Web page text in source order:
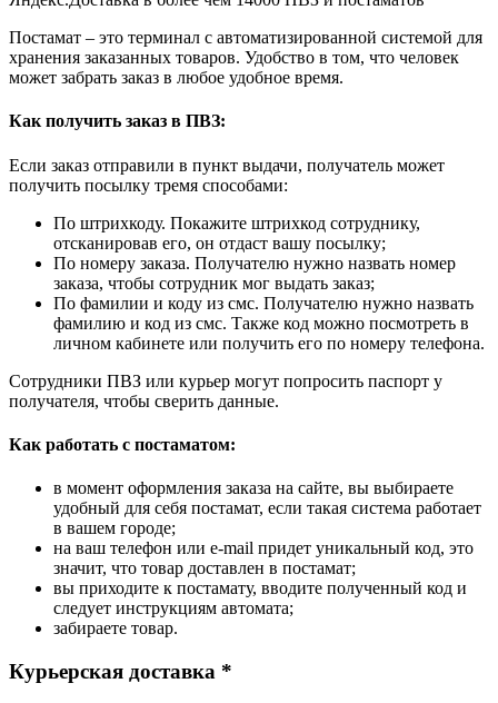
Постамат – это терминал с автоматизированной системой для
хранения заказанных товаров. Удобство в том, что человек
может забрать заказ в любое удобное время.
Как получить заказ в ПВЗ:
Если заказ отправили в пункт выдачи, получатель может
получить посылку тремя способами:
По штрихкоду. Покажите штрихкод сотруднику,
отсканировав его, он отдаст вашу посылку;
По номеру заказа. Получателю нужно назвать номер
заказа, чтобы сотрудник мог выдать заказ;
По фамилии и коду из смс. Получателю нужно назвать
фамилию и код из смс. Также код можно посмотреть в
личном кабинете или получить его по номеру телефона.
Сотрудники ПВЗ или курьер могут попросить паспорт у
получателя, чтобы сверить данные.
Как работать с постаматом:
в момент оформления заказа на сайте, вы выбираете
удобный для себя постамат, если такая система работает
в вашем городе;
на ваш телефон или e-mail придет уникальный код, это
значит, что товар доставлен в постамат;
вы приходите к постамату, вводите полученный код и
следует инструкциям автомата;
забираете товар.
Курьерская доставка *